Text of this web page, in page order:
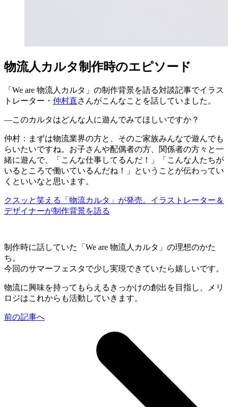
物流人カルタ制作時のエピソード
「We are 物流人カルタ」の制作背景を語る対談記事でイラス
トレーター・ 仲村直さんがこんなことを話していました。
—このカルタはどんな人に遊んでみてほしいですか？
仲村：まずは物流業界の方と、そのご家族みんなで遊んでも
らいたいですね。お子さんや配偶者の方、関係者の方々と一
緒に遊んで、「こんな仕事してるんだ！」「こんな人たちが
いるところで働いているんだね！」ということが伝わってい
くといいなと思います。
クスッと笑える「物流カルタ」が発売。イラストレーター＆
デザイナーが制作背景を語る
制作時に話していた「We are 物流人カルタ」の理想のかた
ち。
今回のサマーフェスタで少し実現できていたら嬉しいです。
物流に興味を持ってもらえるきっかけの創出を目指し、メリ
ロジはこれからも活動していきます。
前の記事へ